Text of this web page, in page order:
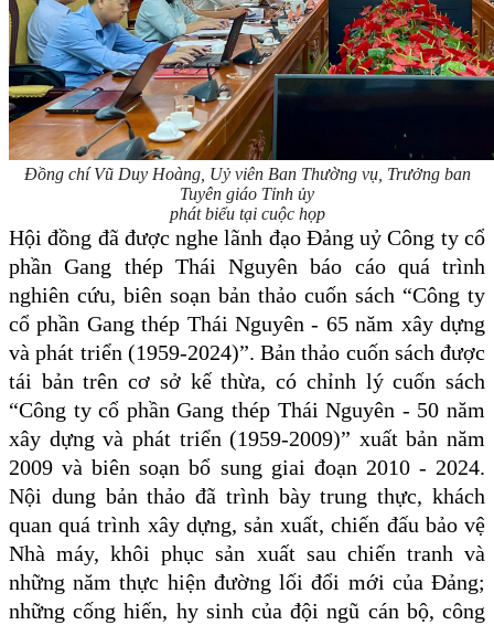
Đồng chí Vũ Duy Hoàng, Uỷ viên Ban Thường vụ, Trưởng ban
Tuyên giáo Tỉnh ủy
phát biểu tại cuộc họp
Hội đồng đã được nghe lãnh đạo Đảng uỷ Công ty cổ
phần Gang thép Thái Nguyên báo cáo quá trình
nghiên cứu, biên soạn bản thảo cuốn sách “Công ty
cổ phần Gang thép Thái Nguyên - 65 năm xây dựng
và phát triển (1959-2024)”. Bản thảo cuốn sách được
tái bản trên cơ sở kế thừa, có chỉnh lý cuốn sách
“Công ty cổ phần Gang thép Thái Nguyên - 50 năm
xây dựng và phát triển (1959-2009)” xuất bản năm
2009 và biên soạn bổ sung giai đoạn 2010 - 2024.
Nội dung bản thảo đã trình bày trung thực, khách
quan quá trình xây dựng, sản xuất, chiến đấu bảo vệ
Nhà máy, khôi phục sản xuất sau chiến tranh và
những năm thực hiện đường lối đổi mới của Đảng;
những cống hiến, hy sinh của đội ngũ cán bộ, công